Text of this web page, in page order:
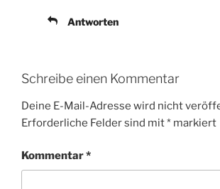
Antworten
Schreibe einen Kommentar
Deine E-Mail-Adresse wird nicht
Erforderliche Felder sind mit* markiert
Kommentar*